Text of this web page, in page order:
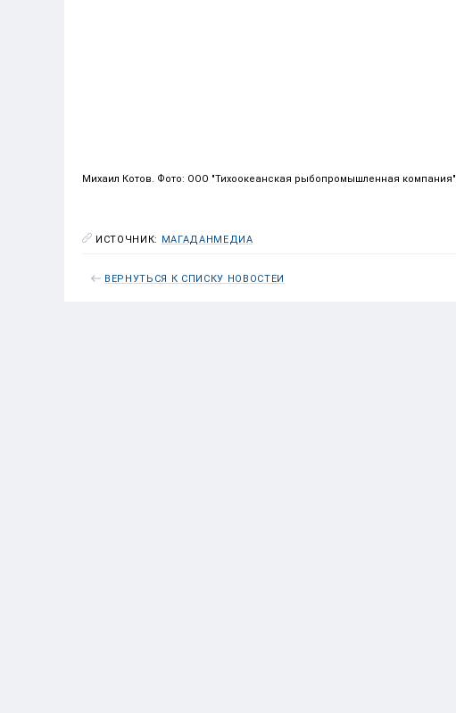
Михаил Котов. Фото: ООО "Тихоокеанская рыбопромышленная компания"
ИСТОЧНИК: МАГАДАНМЕДИА
ВЕРНУТЬСЯ К СПИСКУ НОВОСТЕЙ